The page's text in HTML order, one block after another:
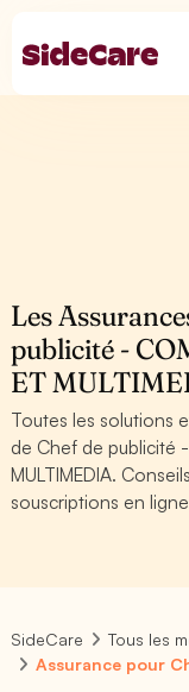
Les
publicité -
ET
Toutes les solutions
de Chef de publicité -
MULTIMEDIA.
souscriptions en
SideCare
Tous les
Assurance pour